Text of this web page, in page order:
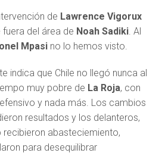
de Lawrence Vigorux
del área de Noah Sadiki. Al
Mpasino lo hemos visto.
indica que Chile no llegó nunca al
muy pobre de La Roja, con
y nada más. Los cambios
resultados y los delanteros,
recibieron abasteciemiento,
para desequilibrar